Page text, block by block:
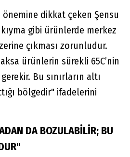
dikkat çeken Şensu
gibi ürünlerde merkez
çıkması zorunludur.
ürünlerin sürekli 65C’nin
Bu sınırların altı
bölgedir" ifadelerini
DA BOZULABİLİR; BU